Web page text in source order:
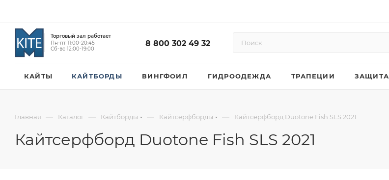
Торговый зал работает
Пн-пт 11:00-20:45
Сб-вс 12:00-19:00
8 800 302 49 32
КАЙТЫ КАЙТБОРДЫ ВИНГФОИЛ ГИДРООДЕЖДА ТРАПЕЦИИ ЗАЩИТА
Главная — Каталог — Кайтборды — Кайтсерфборды — Кайтсерфборд Duotone Fish SLS 2021
Кайтсерфборд Duotone Fish SLS 2021